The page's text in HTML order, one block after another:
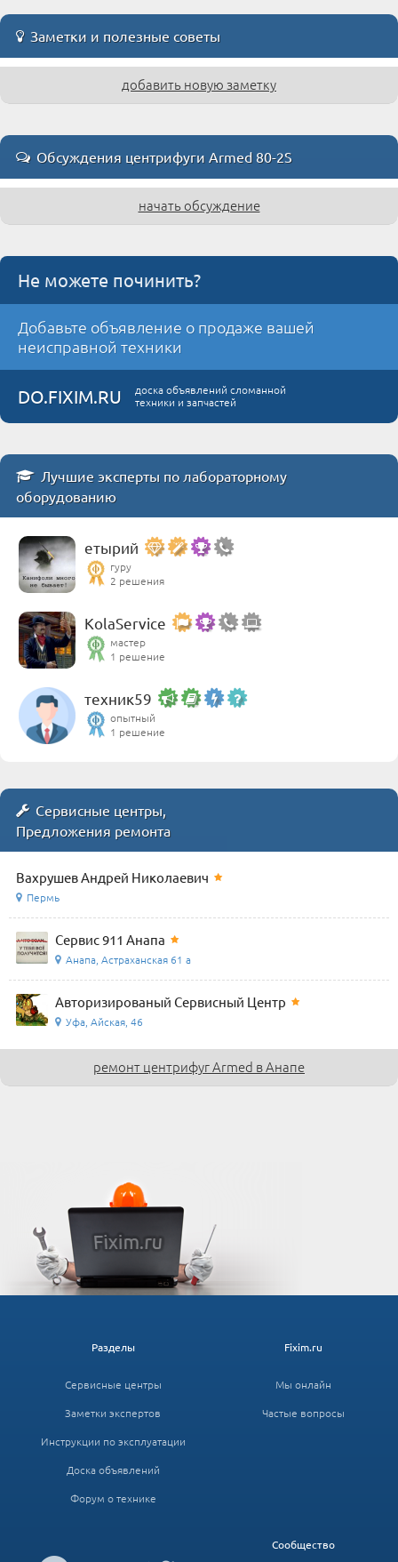
Заметки и полезные советы
добавить новую заметку
Обсуждения центрифуги Armed 80-2S
начать обсуждение
Не можете починить?
Добавьте объявление о продаже вашей
неисправной техники
DO.FIXIM.RU
доска объявлений сломанной
техники и запчастей
Лучшие эксперты по лабораторному
оборудованию
етырий
гуру
2 решения
KolaService
мастер
1 решение
техник59
опытный
1 решение
Сервисные центры,
Предложения ремонта
Вахрушев Андрей Николаевич
Пермь
Сервис 911 Анапа
Анапа, Астраханская 61 а
Авторизированый Сервисный Центр
Уфа, Айская, 46
ремонт центрифуг Armed в Анапе
Fixim.ru
Мы онлайн
Частые вопросы
Разделы
Сервисные центры
Заметки экспертов
Инструкции по эксплуатации
Доска объявлений
Форум о технике
Сообщество